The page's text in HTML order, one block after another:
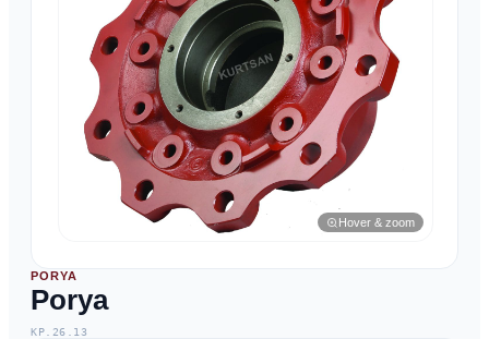
Hover & zoom
PORYA
Porya
KP.26.13